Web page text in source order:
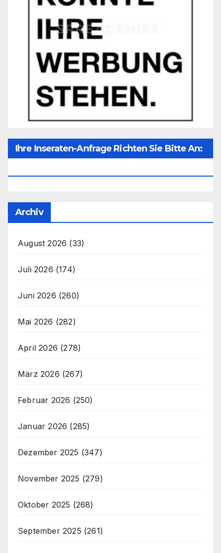
Ihre Inseraten-Anfrage Richten Sie Bitte An:
Archiv
August 2026 (33)
Juli 2026 (174)
Juni 2026 (260)
Mai 2026 (282)
April 2026 (278)
März 2026 (267)
Februar 2026 (250)
Januar 2026 (285)
Dezember 2025 (347)
November 2025 (279)
Oktober 2025 (268)
September 2025 (261)